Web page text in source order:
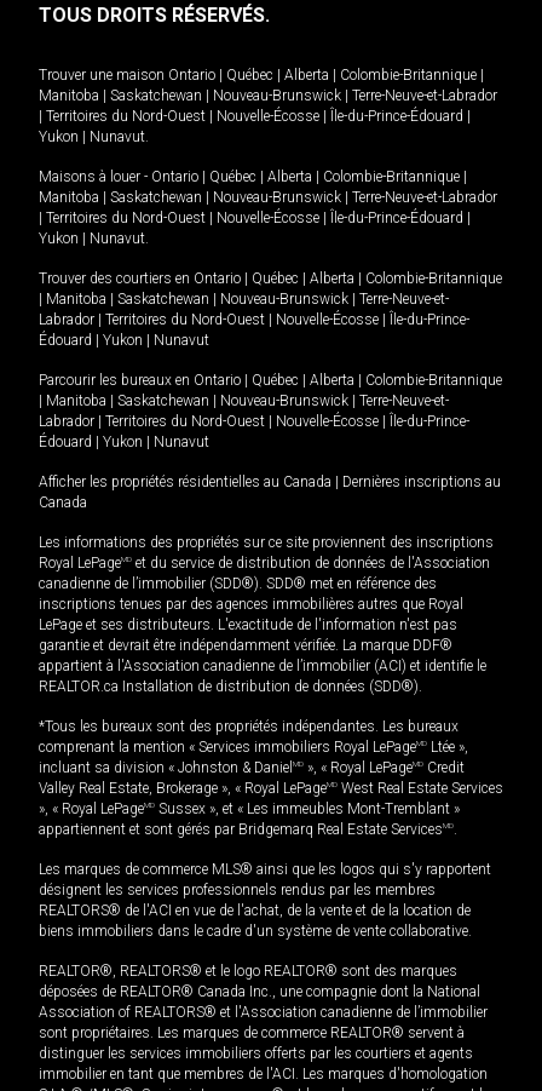
TOUS DROITS RÉSERVÉS.
Trouver une maison Ontario Québec Alberta Colombie-Britannique
Manitoba
Saskatchewan Nouveau-Brunswick
Terre-Neuve-et-Labrador
Territoires du Nord-Ouest Nouvelle-Écosse Île-du-Prince-Édouard
Yukon
Nunavut.
Maisons à louer - Ontario Québec Alberta Colombie-Britannique
Manitoba
Saskatchewan Nouveau-Brunswick
Terre-Neuve-et-Labrador
Territoires du Nord-Ouest Nouvelle-Écosse Île-du-Prince-Édouard
Yukon
Nunavut.
Trouver des courtiers en Ontario Québec Alberta
Colombie-Britannique
Manitoba Saskatchewan Nouveau-Brunswick
Terre-Neuve-et-
Labrador
Territoires du Nord-Ouest Nouvelle-Écosse
Île-du-Prince-
Édouard
Yukon Nunavut
Parcourir les bureaux en Ontario Québec Alberta
Colombie-Britannique
Manitoba Saskatchewan Nouveau-Brunswick
Terre-Neuve-et-
Labrador
Territoires du Nord-Ouest Nouvelle-Écosse
Île-du-Prince-
Édouard
Yukon Nunavut
Afficher les propriétés résidentielles au Canada
Dernières inscriptions au
Canada
Les informations des propriétés sur ce site proviennent des inscriptions
Royal LePageMD et du service de distribution de données de l'Association
canadienne de l’immobilier (SDD®). SDD® met en référence des
inscriptions tenues par des agences immobilières autres que Royal
LePage et ses distributeurs. L'exactitude de l'information n'est pas
garantie et devrait être indépendamment vérifiée. La marque DDF®
appartient à l'Association canadienne de l’immobilier (ACI) et identifie le
REALTOR.ca Installation de distribution de données (SDD®).
*Tous les bureaux sont des propriétés indépendantes. Les bureaux
comprenant la mention « Services immobiliers Royal LePageMD Ltée »,
incluant sa division « Johnston & Daniel MD », « Royal LePageMD Credit
Valley Real Estate, Brokerage », « Royal LePageMD West Real Estate Services
», « Royal LePageMD Sussex », et « Les immeubles Mont-Tremblant »
appartiennent et sont gérés par Bridgemarq Real Estate ServicesMD.
Les marques de commerce MLS® ainsi que les logos qui s'y rapportent
désignent les services professionnels rendus par les membres
REALTORS® de l'ACI en vue de l'achat, de la vente et de la location de
biens immobiliers dans le cadre d'un système de vente collaborative.
REALTOR®, REALTORS® et le logo REALTOR® sont des marques
déposées de REALTOR® Canada Inc., une compagnie dont la National
Association of REALTORS® et l'Association canadienne de l’immobilier
sont propriétaires. Les marques de commerce REALTOR® servent à
distinguer les services immobiliers offerts par les courtiers et agents
immobilier en tant que membres de l'ACI. Les marques d'homologation